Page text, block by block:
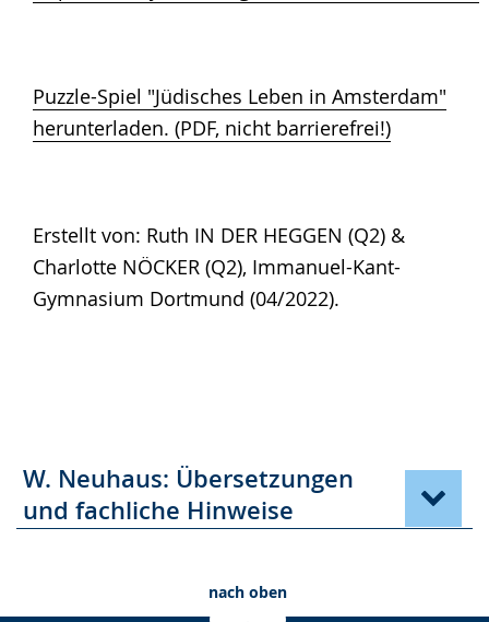
Puzzle-Spiel "Jüdisches Leben in Amsterdam"
herunterladen. (PDF, nicht barrierefrei!)
Erstellt von: Ruth IN DER HEGGEN (Q2) &
Charlotte NÖCKER (Q2), Immanuel-Kant-
Gymnasium Dortmund (04/2022).
W. Neuhaus: Übersetzungen
und fachliche Hinweise
nach oben